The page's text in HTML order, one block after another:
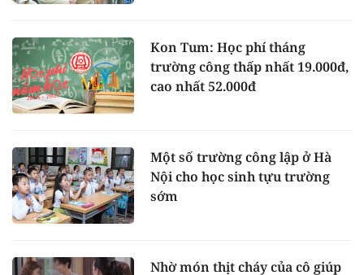
Kon Tum: Học phí tháng
trường công thấp nhất 19.000đ,
cao nhất 52.000đ
Một số trường công lập ở Hà
Nội cho học sinh tựu trường
sớm
Nhờ món thịt cháy của cô giúp